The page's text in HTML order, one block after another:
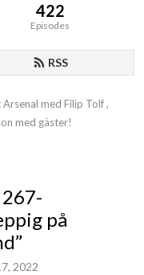
422
Episodes
RSS
med Filip Tolf ,
med gäster!
267-
på
2022